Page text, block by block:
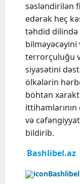
səsləndirilən
edərək heç
təhdid dilində
terrorçuluğu
siyasətini
ölkələrin
böhtan
və
bildirib.
Bashlibel.az